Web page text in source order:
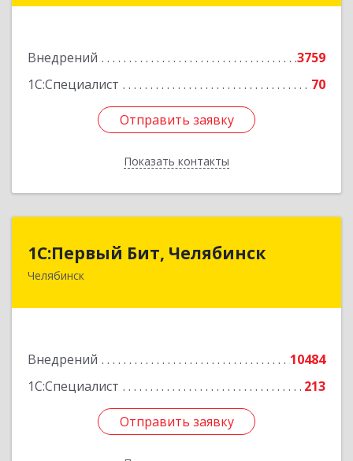
Внедрений
3759
1С:Специалист
70
Отправить заявку
Показать контакты
Отправить заявку
Назад
1С:Первый Бит, Челябинск
Челябинск
Внедрений
10484
1С:Специалист
213
Отправить заявку
1С:Первый Бит, Челябинск
Отправить заявку